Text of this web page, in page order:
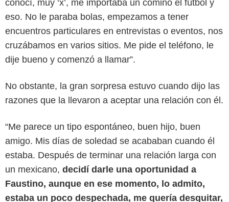
conocí, muy ‘x’, me importaba un comino el fútbol y
eso. No le paraba bolas, empezamos a tener
encuentros particulares en entrevistas o eventos, nos
cruzábamos en varios sitios. Me pide el teléfono, le
dije bueno y comenzó a llamar”.
No obstante, la gran sorpresa estuvo cuando dijo las
razones que la llevaron a aceptar una relación con él.
“Me parece un tipo espontáneo, buen hijo, buen
amigo. Mis días de soledad se acababan cuando él
estaba. Después de terminar una relación larga con
un mexicano, decidí darle una oportunidad a
Faustino, aunque en ese momento, lo admito,
estaba un poco despechada, me quería desquitar,